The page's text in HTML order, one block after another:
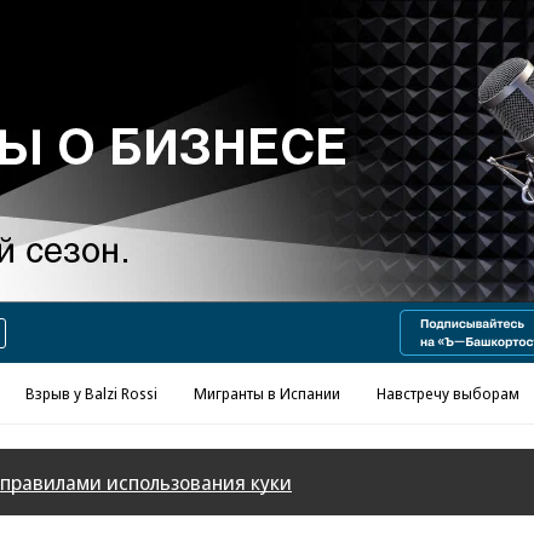
Реклама в «Ъ» www.kommersant.ru/ad
Взрыв у Balzi Rossi Мигранты в Испании Навстречу выборам
правилами использования куки